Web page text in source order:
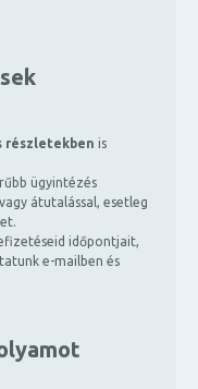
részletekben is
ügyintézés
átutalással, esetleg
időpontjait,
e-mailben és